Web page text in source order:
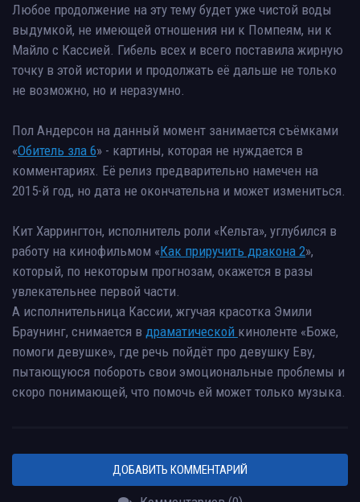
Любое продолжение на эту тему будет уже чистой воды
выдумкой, не имеющей отношения ни к Помпеям, ни к
Майло с Кассией. Гибель всех и всего поставила жирную
точку в этой истории и продолжать её дальше не только
не возможно, но и неразумно.
Пол Андерсон на данный момент занимается съёмками
«Обитель зла 6» - картины, которая не нуждается в
комментариях. Её релиз предварительно намечен на
2015-й год, но дата не окончательна и может измениться.
Кит Харрингтон, исполнитель роли «Кельта», углубился в
работу на кинофильмом «Как приручить дракона 2»,
который, по некоторым прогнозам, окажется в разы
увлекательнее первой части.
А исполнительница Кассии, жгучая красотка Эмили
Браунинг, снимается в драматической киноленте «Боже,
помоги девушке», где речь пойдёт про девушку Еву,
пытающуюся побороть свои эмоциональные проблемы и
скоро понимающей, что помочь ей может только музыка.
ДОБАВИТЬ КОММЕНТАРИЙ